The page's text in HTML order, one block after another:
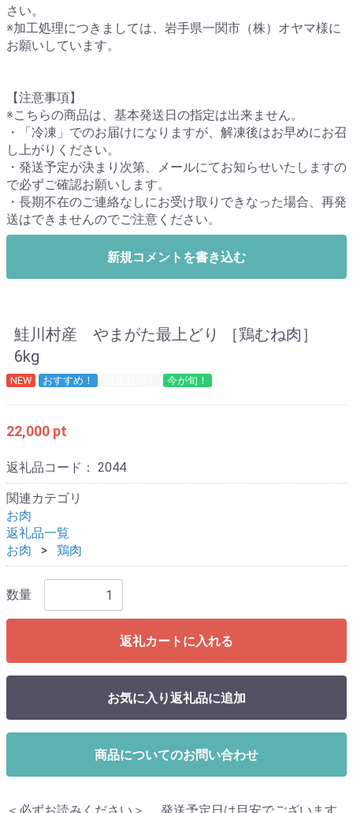
さい。
※加工処理につきましては、岩手県一関市（株）オヤマ様に
お願いしています。
【注意事項】
※こちらの商品は、基本発送日の指定は出来ません。
・「冷凍」でのお届けになりますが、解凍後はお早めにお召
し上がりください。
・発送予定が決まり次第、メールにてお知らせいたしますの
で必ずご確認お願いします。
・長期不在のご連絡なしにお受け取りできなった場合、再発
送はできませんのでご注意ください。
新規コメントを書き込む
鮭川村産 やまがた最上どり ［鶏むね肉］
6kg
NEW おすすめ！ 今が旬！
22,000 pt
返礼品コード： 2044
関連カテゴリ
お肉
返礼品一覧
お肉
鶏肉
数量
返礼カートに入れる
お気に入り返礼品に追加
商品についてのお問い合わせ